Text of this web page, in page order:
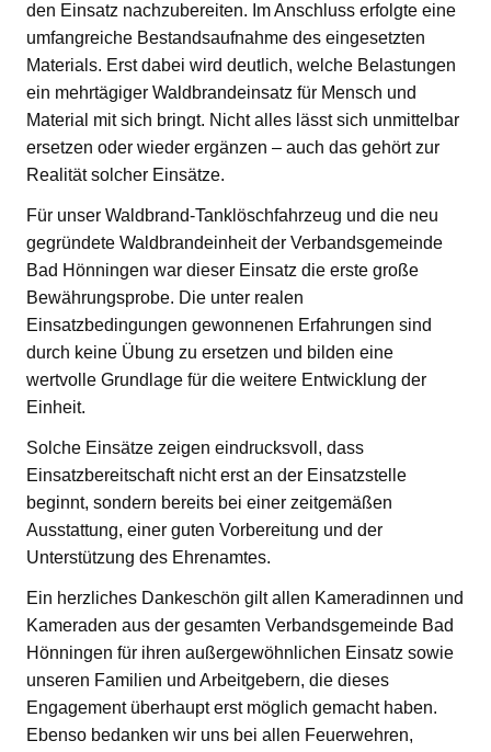
den Einsatz nachzubereiten. Im Anschluss erfolgte eine
umfangreiche Bestandsaufnahme des eingesetzten
Materials. Erst dabei wird deutlich, welche Belastungen
ein mehrtägiger Waldbrandeinsatz für Mensch und
Material mit sich bringt. Nicht alles lässt sich unmittelbar
ersetzen oder wieder ergänzen – auch das gehört zur
Realität solcher Einsätze.
Für unser Waldbrand-Tanklöschfahrzeug und die neu
gegründete Waldbrandeinheit der Verbandsgemeinde
Bad Hönningen war dieser Einsatz die erste große
Bewährungsprobe. Die unter realen
Einsatzbedingungen gewonnenen Erfahrungen sind
durch keine Übung zu ersetzen und bilden eine
wertvolle Grundlage für die weitere Entwicklung der
Einheit.
Solche Einsätze zeigen eindrucksvoll, dass
Einsatzbereitschaft nicht erst an der Einsatzstelle
beginnt, sondern bereits bei einer zeitgemäßen
Ausstattung, einer guten Vorbereitung und der
Unterstützung des Ehrenamtes.
Ein herzliches Dankeschön gilt allen Kameradinnen und
Kameraden aus der gesamten Verbandsgemeinde Bad
Hönningen für ihren außergewöhnlichen Einsatz sowie
unseren Familien und Arbeitgebern, die dieses
Engagement überhaupt erst möglich gemacht haben.
Ebenso bedanken wir uns bei allen Feuerwehren,